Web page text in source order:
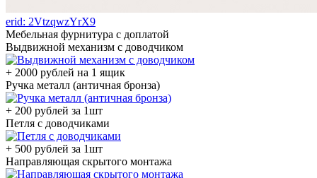
erid: 2VtzqwzYrX9
Мебельная фурнитура с доплатой
Выдвижной механизм с доводчиком
+ 2000 рублей на 1 ящик
Ручка металл (античная бронза)
+ 200 рублей за 1шт
Петля с доводчиками
+ 500 рублей за 1шт
Направляющая скрытого монтажа